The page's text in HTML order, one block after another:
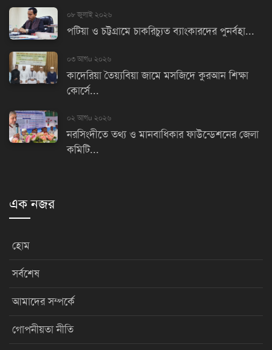
০৮ জুলাই ২০২৬
পটিয়া ও চট্টগ্রামে চাকরিচ্যুত ব্যাংকারদের পুনর্বহা...
০৩ আগu ২০২৬
কাদেরিয়া তৈয়্যবিয়া জামে মসজিদে কুরআন শিক্ষা
কোর্সে...
০২ আগu ২০২৬
নরসিংদীতে তথ্য ও মানবাধিকার ফাউন্ডেশনের জেলা
কমিটি...
এক নজর
হোম
সর্বশেষ
আমাদের সম্পর্কে
গোপনীয়তা নীতি